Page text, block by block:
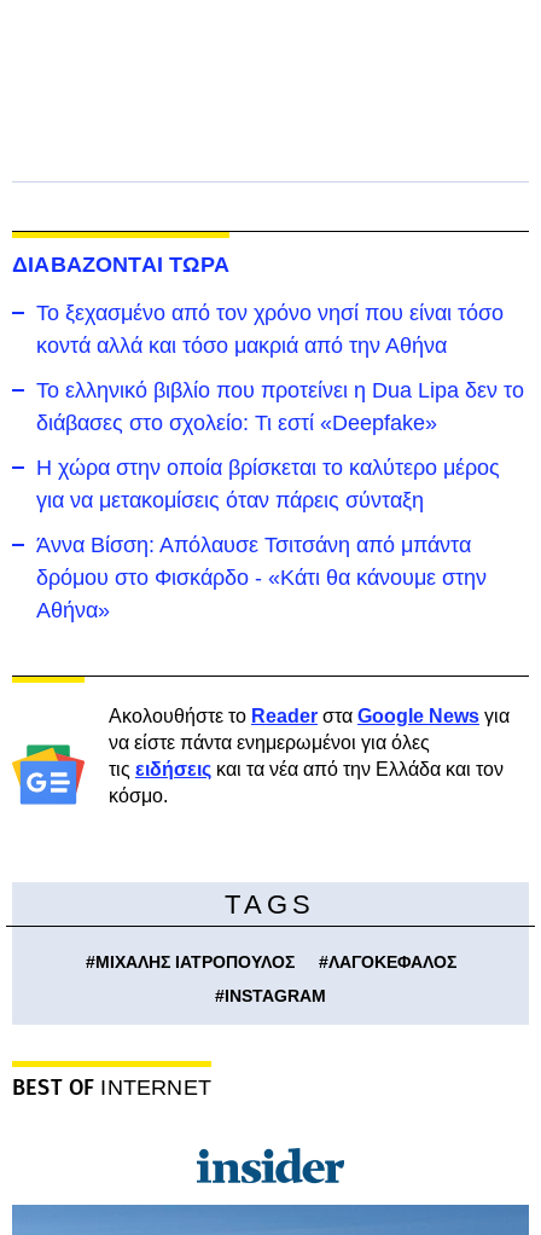
ΔΙΑΒΑΖΟΝΤΑΙ ΤΩΡΑ
To ξεχασμένο από τον χρόνο νησί που είναι τόσο
κοντά αλλά και τόσο μακριά από την Αθήνα
Το ελληνικό βιβλίο που προτείνει η Dua Lipa δεν το
διάβασες στο σχολείο: Τι εστί «Deepfake»
Η χώρα στην οποία βρίσκεται το καλύτερο μέρος
για να μετακομίσεις όταν πάρεις σύνταξη
Άννα Βίσση: Απόλαυσε Τσιτσάνη από μπάντα
δρόμου στο Φισκάρδο - «Κάτι θα κάνουμε στην
Αθήνα»
Ακολουθήστε το Reader στα Google News για
να είστε πάντα ενημερωμένοι για όλες
τις ειδήσεις και τα νέα από την Ελλάδα και τον
κόσμο.
TAGS
#ΜΙΧΑΛΗΣ ΙΑΤΡΟΠΟΥΛΟΣ #ΛΑΓΟΚΕΦΑΛΟΣ
#INSTAGRAM
BEST OF INTERNET